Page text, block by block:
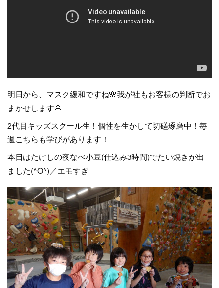
明日から、マスク緩和ですね🌸我が社もお客様の判断でお
まかせします🌸
2代目キッズスクール生！個性を生かして切磋琢磨中！毎
週こちらも学びがあります！
本日はたけしの夜なべ小豆(仕込み3時間)でたい焼きが出
ました(^O^)／エモすぎ